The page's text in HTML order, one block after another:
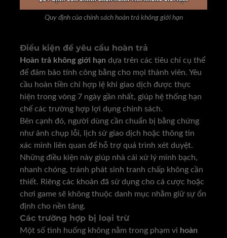
Quy định của chính sách hoàn trả không giới hạn
Điều kiện để yêu cầu hoàn trả
Hoàn trả không giới hạn dựa trên các tiêu chí cụ thể
để đảm bảo tính công bằng cho mọi thành viên. Yêu
cầu hoàn tiền chỉ hợp lệ khi giao dịch được thực
hiện trong vòng 7 ngày gần nhất, giúp hệ thống hạn
chế các trường hợp lợi dụng chính sách.
Bên cạnh đó, người dùng cần chuẩn bị bằng chứng
như ảnh chụp lỗi, lịch sử giao dịch hoặc thông tin
xác minh liên quan để hỗ trợ quá trình xét duyệt.
Những điều kiện này giúp nhà cái xử lý minh bạch,
nhanh chóng, tránh phát sinh tranh chấp không cần
thiết. Riêng các khoản đã sử dụng cho cá cược hoặc
chơi game sẽ không thuộc danh mục nhằm giữ sự ổn
định cho nền tảng.
Các trường hợp bị loại trừ
Một số tình huống không nằm trong phạm vi hoàn